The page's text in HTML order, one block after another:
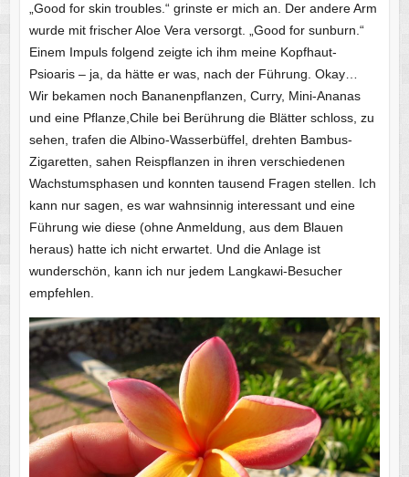
„Good for skin troubles.“ grinste er mich an. Der andere Arm
wurde mit frischer Aloe Vera versorgt. „Good for sunburn.“
Einem Impuls folgend zeigte ich ihm meine Kopfhaut-
Psioaris – ja, da hätte er was, nach der Führung. Okay…
Wir bekamen noch Bananenpflanzen, Curry, Mini-Ananas
und eine Pflanze,Chile bei Berührung die Blätter schloss, zu
sehen, trafen die Albino-Wasserbüffel, drehten Bambus-
Zigaretten, sahen Reispflanzen in ihren verschiedenen
Wachstumsphasen und konnten tausend Fragen stellen. Ich
kann nur sagen, es war wahnsinnig interessant und eine
Führung wie diese (ohne Anmeldung, aus dem Blauen
heraus) hatte ich nicht erwartet. Und die Anlage ist
wunderschön, kann ich nur jedem Langkawi-Besucher
empfehlen.